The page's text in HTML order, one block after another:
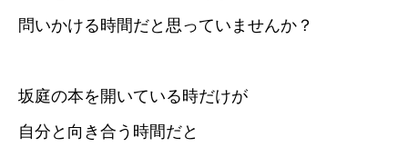
問いかける時間だと思っていませんか？
坂庭の本を開いている時だけが
自分と向き合う時間だと